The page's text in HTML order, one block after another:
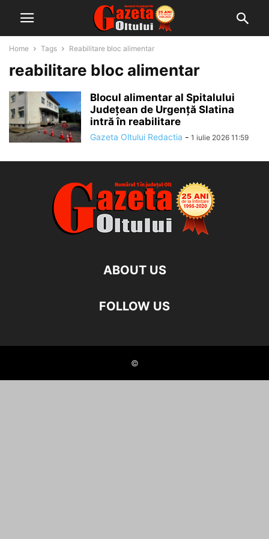
Home Tags Reabilitare bloc alimentar
reabilitare bloc alimentar
Blocul alimentar al Spitalului
Județean de Urgență Slatina
intră în reabilitare
Gazeta Oltului Redactia - 1 iulie 2026 11:59
ABOUT US
FOLLOW US
©